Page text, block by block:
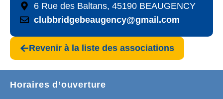
6 Rue des Baltans, 45190 BEAUGENCY
clubbridgebeaugency@gmail.com
Revenir à la liste des associations
Horaires d’ouverture